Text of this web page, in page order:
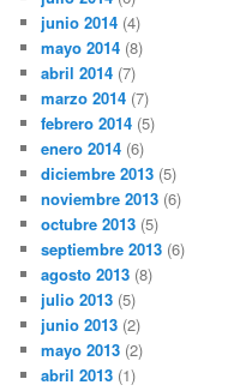
junio 2014 (4)
mayo 2014 (8)
abril 2014 (7)
marzo 2014 (7)
febrero 2014 (5)
enero 2014 (6)
diciembre 2013 (5)
noviembre 2013 (6)
octubre 2013 (5)
septiembre 2013 (6)
agosto 2013 (8)
julio 2013 (5)
junio 2013 (2)
mayo 2013 (2)
abril 2013 (1)